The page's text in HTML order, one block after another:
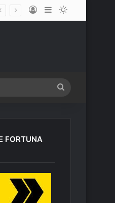
Log InSidebarSwitch skin
FORTUNA